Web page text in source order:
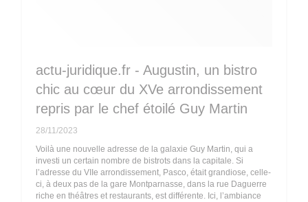
actu-juridique.fr - Augustin, un bistro
chic au cœur du XVe arrondissement
repris par le chef étoilé Guy Martin
28/11/2023
Voilà une nouvelle adresse de la galaxie Guy Martin, qui a
investi un certain nombre de bistrots dans la capitale. Si
l’adresse du VIIe arrondissement, Pasco, était grandiose, celle-
ci, à deux pas de la gare Montparnasse, dans la rue Daguerre
riche en théâtres et restaurants, est différente. Ici, l’ambiance